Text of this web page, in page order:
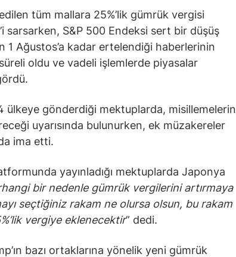
tüm mallara 25%’lik gümrük vergisi
sarsarken, S&P 500 Endeksi sert bir düşüş
1 Ağustos’a kadar ertelendiği haberlerinin
süreli oldu ve vadeli işlemlerde piyasalar
ülkeye gönderdiği mektuplarda, misillemelerin
uyarısında bulunurken, ek müzakereler
ima etti.
yayınladığı mektuplarda Japonya
bir nedenle gümrük vergilerini artırmaya
seçtiğiniz rakam ne olursa olsun, bu rakam
vergiye eklenecektir” dedi.
bazı ortaklarına yönelik yeni gümrük